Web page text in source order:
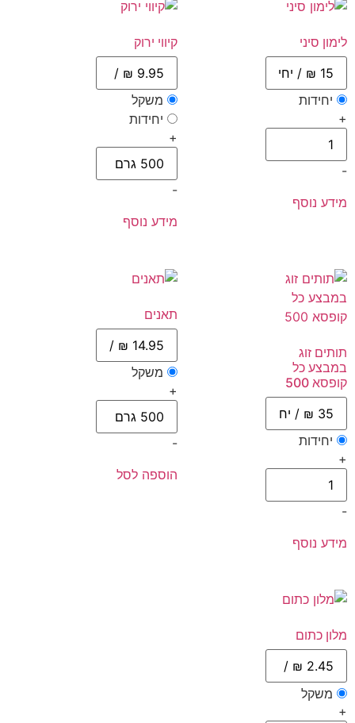
לימון סיני
יחידות
+
-
מידע נוסף
קיווי ירוק
משקל
יחידות
+
-
מידע נוסף
תותים זוג
במבצע כל
קופסא 500
יחידות
+
-
מידע נוסף
תאנים
משקל
+
-
הוספה לסל
מלון כתום
משקל
+